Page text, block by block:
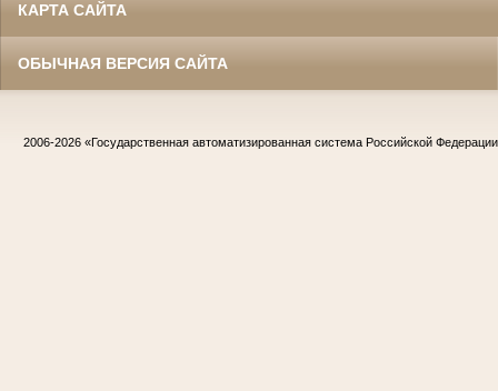
КАРТА САЙТА
ОБЫЧНАЯ ВЕРСИЯ САЙТА
2006-2026 «Государственная автоматизированная система Российской